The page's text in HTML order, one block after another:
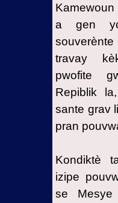
Kamewoun
a gen
travay
pwofite
Repiblik
sante grav
pran
Kondiktè
izipe
se Mesye